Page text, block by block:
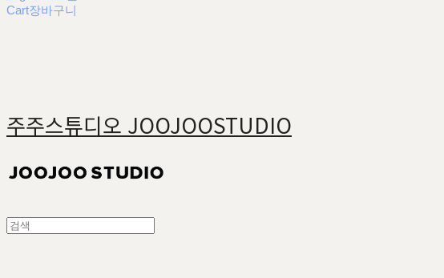
Cart장바구니
주주스튜디오 JOOJOOSTUDIO